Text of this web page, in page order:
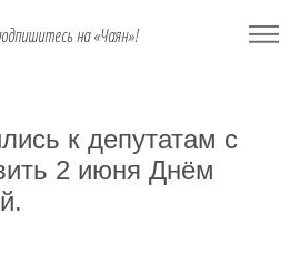
на «Чаян»!
к депутатам с
2 июня Днём